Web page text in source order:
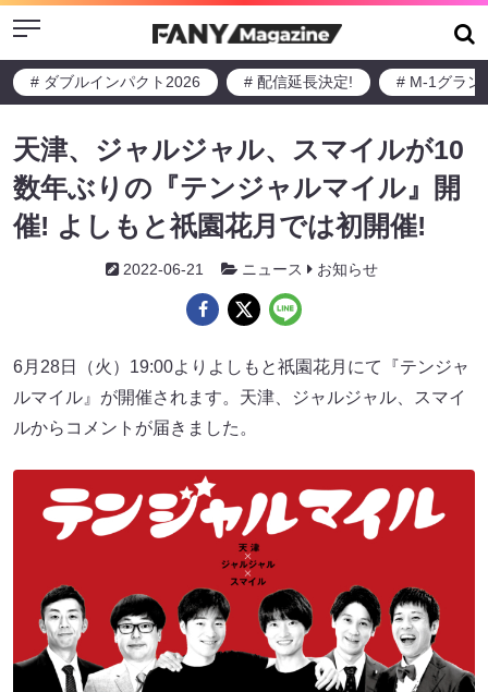
Menu
# ダブルインパクト2026 # 配信延長決定! # M-1グラン
天津、ジャルジャル、スマイルが10
数年ぶりの『テンジャルマイル』開
催! よしもと祇園花月では初開催!
2022-06-21 ニュース お知らせ
6月28日（火）19:00よりよしもと祇園花月にて『テンジャ
ルマイル』が開催されます。天津、ジャルジャル、スマイ
ルからコメントが届きました。